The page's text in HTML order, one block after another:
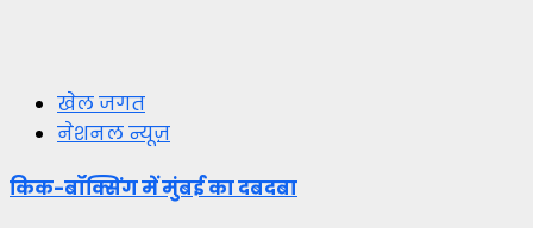
खेल जगत
नेशनल न्यूज़
किक-बॉक्सिंग में मुंबई का दबदबा